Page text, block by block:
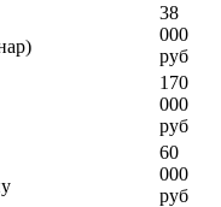
38
000
руб
170
000
руб
60
000
руб